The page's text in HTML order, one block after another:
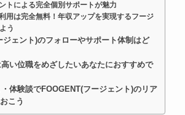
トによる完全個別サポートが魅力
用は完全無料！年収アップを実現するフージ
う
ジェント)のフォローやサポート体制はど
い位職をめざしたいあなたにおすすめで
体験談でFOOGENT(フージェント)のリア
こう